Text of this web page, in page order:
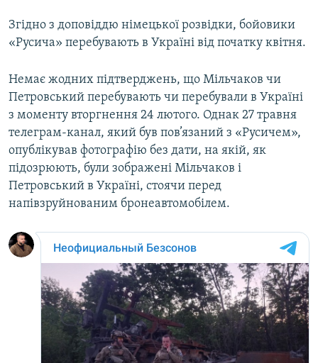
Згідно з доповіддю німецької розвідки, бойовики
«Русича» перебувають в Україні від початку квітня.
Немає жодних підтверджень, що Мільчаков чи
Петровський перебувають чи перебували в Україні
з моменту вторгнення 24 лютого. Однак 27 травня
телеграм-канал, який був пов’язаний з «Русичем»,
опублікував фотографію без дати, на якій, як
підозрюють, були зображені Мільчаков і
Петровський в Україні, стоячи перед
напівзруйнованим бронеавтомобілем.